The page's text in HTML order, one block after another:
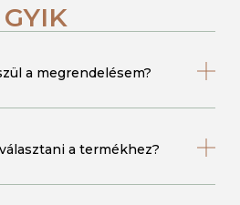
GYIK
a megrendelésem?
a termékhez?